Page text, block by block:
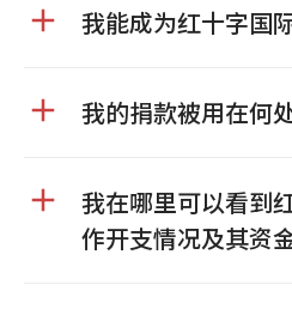
我能成为红十字国
我的捐款被用在何处
我在哪里可以看到
作开支情况及其资